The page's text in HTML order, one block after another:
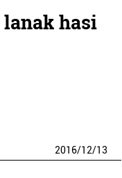
hasi
2016/12/13